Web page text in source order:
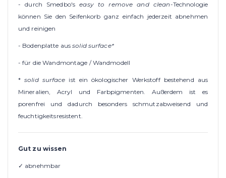
- durch Smedbo'seasy to remove and clean-Technologie
können Sie den Seifenkorb ganz einfach jederzeit abnehmen
und reinigen
- Bodenplatte aussolid surface*
- für die Wandmontage / Wandmodell
*solid surface ist ein ökologischer Werkstoff bestehend aus
Mineralien, Acryl und Farbpigmenten. Außerdem ist es
porenfrei und dadurch besonders schmutzabweisend und
feuchtigkeitsresistent.
Gut zu wissen
✓ abnehmbar